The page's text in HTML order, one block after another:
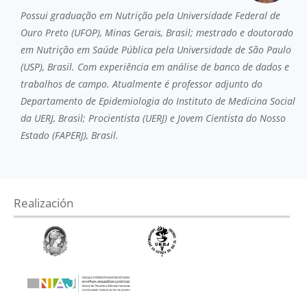
Possui graduação em Nutrição pela Universidade Federal de
Ouro Preto (UFOP), Minas Gerais, Brasil; mestrado e doutorado
em Nutrição em Saúde Pública pela Universidade de São Paulo
(USP), Brasil. Com experiência em análise de banco de dados e
trabalhos de campo. Atualmente é professor adjunto do
Departamento de Epidemiologia do Instituto de Medicina Social
da UERJ, Brasil; Procientista (UERJ) e Jovem Cientista do Nosso
Estado (FAPERJ), Brasil.
Realización